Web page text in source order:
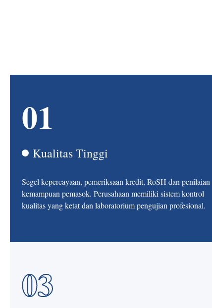
01
Kualitas Tinggi
Segel kepercayaan, pemeriksaan kredit, RoSH dan penilaian
kemampuan pemasok. Perusahaan memiliki sistem kontrol
kualitas yang ketat dan laboratorium pengujian profesional.
03